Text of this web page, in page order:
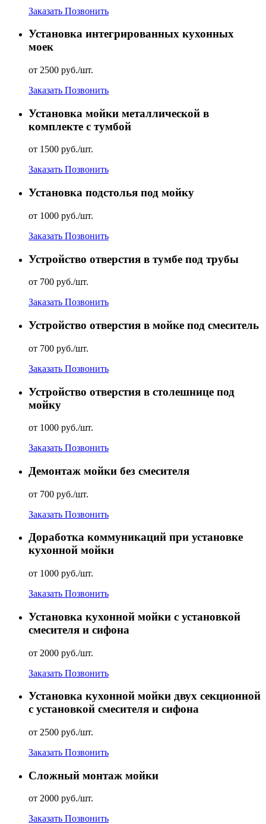
Заказать Позвонить
Установка интегрированных кухонных
моек
от 2500 руб./шт.
Заказать Позвонить
Установка мойки металлической в
комплекте с тумбой
от 1500 руб./шт.
Заказать Позвонить
Установка подстолья под мойку
от 1000 руб./шт.
Заказать Позвонить
Устройство отверстия в тумбе под трубы
от 700 руб./шт.
Заказать Позвонить
Устройство отверстия в мойке под смеситель
от 700 руб./шт.
Заказать Позвонить
Устройство отверстия в столешнице под
мойку
от 1000 руб./шт.
Заказать Позвонить
Демонтаж мойки без смесителя
от 700 руб./шт.
Заказать Позвонить
Доработка коммуникаций при установке
кухонной мойки
от 1000 руб./шт.
Заказать Позвонить
Установка кухонной мойки с установкой
смесителя и сифона
от 2000 руб./шт.
Заказать Позвонить
Установка кухонной мойки двух секционной
с установкой смесителя и сифона
от 2500 руб./шт.
Заказать Позвонить
Сложный монтаж мойки
от 2000 руб./шт.
Заказать Позвонить